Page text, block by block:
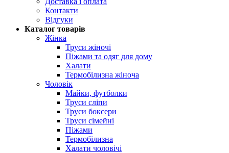
Контакти
Відгуки
Каталог товарів
Жінка
Труси жіночі
Піжами та одяг для дому
Халати
Термобілизна жіноча
Чоловік
Майки, футболки
Труси сліпи
Труси боксери
Труси сімейні
Піжами
Термобілизна
Халати чоловічі